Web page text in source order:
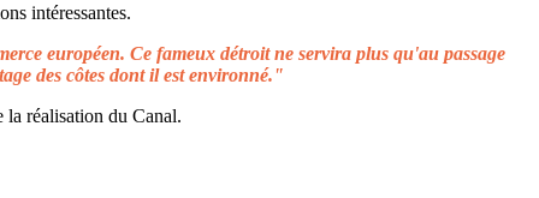
intéressantes.
européen. Ce fameux détroit ne servira plus qu'au passage
des côtes dont il est environné."
réalisation du Canal.